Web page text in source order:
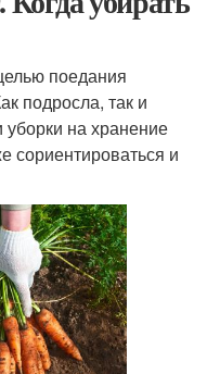
поедания
подросла, так и
на хранение
сориентироваться и